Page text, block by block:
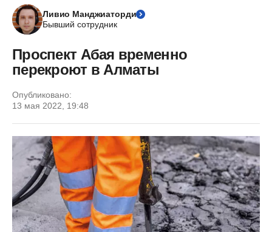
Ливио Манджиаторди
Бывший сотрудник
Проспект Абая временно
перекроют в Алматы
Опубликовано:
13 мая 2022, 19:48